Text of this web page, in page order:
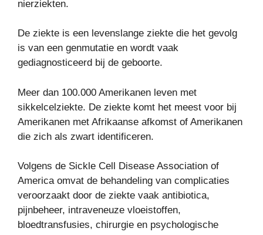
nierziekten.
De ziekte is een levenslange ziekte die het gevolg
is van een genmutatie en wordt vaak
gediagnosticeerd bij de geboorte.
Meer dan 100.000 Amerikanen leven met
sikkelcelziekte. De ziekte komt het meest voor bij
Amerikanen met Afrikaanse afkomst of Amerikanen
die zich als zwart identificeren.
Volgens de Sickle Cell Disease Association of
America omvat de behandeling van complicaties
veroorzaakt door de ziekte vaak antibiotica,
pijnbeheer, intraveneuze vloeistoffen,
bloedtransfusies, chirurgie en psychologische